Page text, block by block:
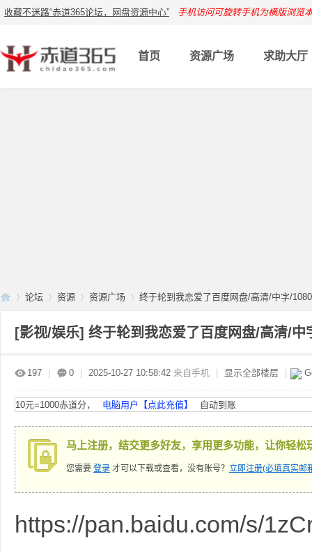
收藏不迷路“赤道365论坛，网盘资源中心” 手机访问可旋转手机为横版浏览
首页 资源广场 求助大厅
论坛 资源 资源广场 终于轮到我恋爱了百度网盘/高清/中字/
[影视/娱乐] 终于轮到我恋爱了百度网盘/高清/中
197 0 2025-10-27 10:58:42 来自手机 显示全部楼层
10元=1000赤道分， 电脑用户【点此充值】 自动到账
马上注册，结交更多好友，享用更多功能，让你轻松
您需要 登录 才可以下载或查看，没有账号？ 立即注册(必填真实邮
https://pan.baidu.com/s/